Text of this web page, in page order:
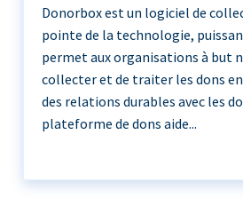
Donorbox est un logiciel de
pointe de la technologie,
permet aux organisations à but
collecter et de traiter les dons
des relations durables avec les
plateforme de dons aide...